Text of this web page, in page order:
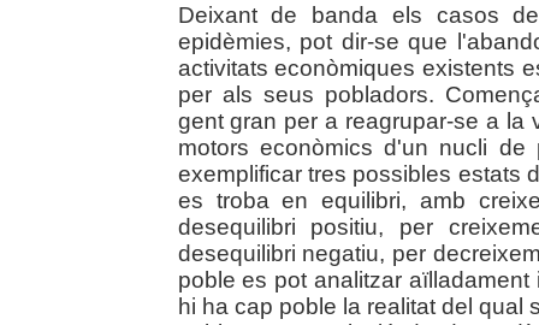
Deixant de banda els casos
epidèmies, pot dir-se que
activitats econòmiques existents
per als seus pobladors.
gent gran per a reagrupar-se a la
motors econòmics d'un nucli
exemplificar tres possibles estats
es troba en equilibri, amb
desequilibri positiu, per
desequilibri negatiu, per
poble es pot analitzar
hi ha cap poble la realitat del qual